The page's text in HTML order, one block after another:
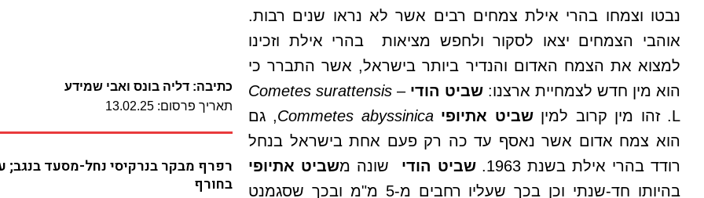
נבטו וצמחו בהרי אילת צמחים רבים אשר לא נראו שנים רבות.
אוהבי הצמחים יצאו לסקור ולחפש מציאות בהרי אילת וזכינו
למצוא את הצמח האדום והנדיר ביותר בישראל, אשר התברר כי
הוא מין חדש לצמחיית ארצנו: שביט הודי –
Cometes surattensis
L. זהו מין קרוב למין
שביט אתיופי Commetes abyssinica
, גם
הוא צמח אדום אשר נאסף עד כה רק פעם אחת בישראל בנחל
רודד בהרי אילת בשנת 1963.
שביט הודי שונה משביט אתיופי
בהיותו חד-שנתי וכן בכך שעליו רחבים מ-5 מ"מ ובכך שסגמנט
כתיבה: דליה בונס ואבי שמידע
תאריך פרסום: 13.02.25
רפרף מבקר בנרקיסי נחל-מסעד בנגב;
בחורף